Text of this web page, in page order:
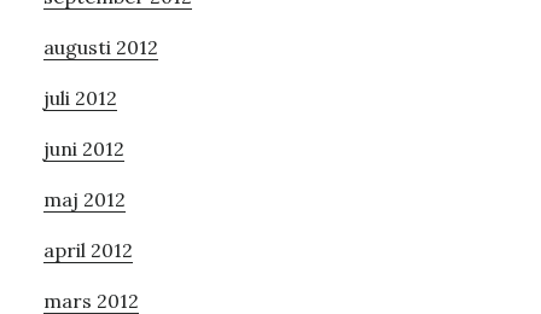
augusti 2012
juli 2012
juni 2012
maj 2012
april 2012
mars 2012